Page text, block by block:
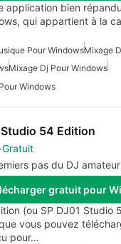
application bien
qui appartient à la
Pour WindowsMixage
Mixage Dj Pour Windows
Windows
Studio 54 Edition
Gratuit
pas du DJ amateur
gratuit pour
(ou SP DJ01 Studio
vous pouvez
pour…